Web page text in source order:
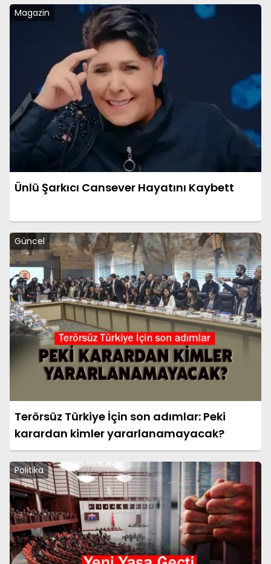
Magazin
Ünlü Şarkıcı Cansever Hayatını Kaybett
Güncel
Terörsüz Türkiye İçin son adımlar: Peki
karardan kimler yararlanamayacak?
Politika